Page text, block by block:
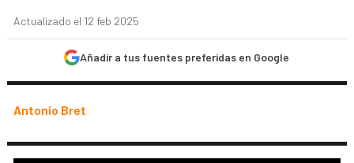
Actualizado el 12 feb 2025
Añadir a tus fuentes preferidas en Google
Antonio Bret